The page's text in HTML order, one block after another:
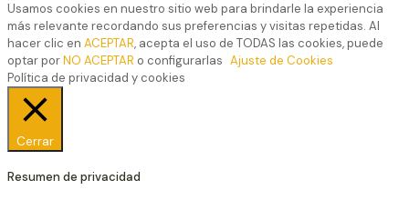
Usamos cookies en nuestro sitio web para brindarle la experiencia
más relevante recordando sus preferencias y visitas repetidas. Al
hacer clic en ACEPTAR, acepta el uso de TODAS las cookies, puede
optar porNO ACEPTAR o configurarlas Ajuste de Cookies
Política de privacidad y cookies
Cerrar
Resumen de privacidad